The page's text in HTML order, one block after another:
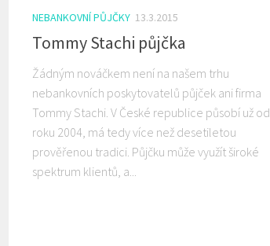
NEBANKOVNÍ PŮJČKY 13.3.2015
Tommy Stachi půjčka
Žádným nováčkem není na našem trhu
nebankovních poskytovatelů půjček ani firma
Tommy Stachi. V České republice působí už od
roku 2004, má tedy více než desetiletou
prověřenou tradici. Půjčku může využít široké
spektrum klientů, a...